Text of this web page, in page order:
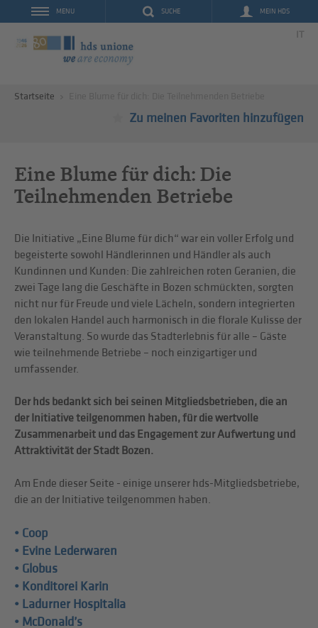
SUCHE MEIN HDS
MENU
IT
Startseite
Zu meinen Favoriten hinzufügen
Eine Blume für dich: Die
Teilnehmenden Betriebe
Die Initiative „Eine Blume für dich“ war ein voller Erfolg und
begeisterte sowohl Händlerinnen und Händler als auch
Kundinnen und Kunden: Die zahlreichen roten Geranien, die
zwei Tage lang die Geschäfte in Bozen schmückten, sorgten
nicht nur für Freude und viele Lächeln, sondern integrierten
den lokalen Handel auch harmonisch in die florale Kulisse der
Veranstaltung. So wurde das Stadterlebnis für alle – Gäste
wie teilnehmende Betriebe – noch einzigartiger und
umfassender.
Der hds bedankt sich bei seinen Mitgliedsbetrieben, die an
der Initiative teilgenommen haben, für die wertvolle
Zusammenarbeit und das Engagement zur Aufwertung und
Attraktivität der Stadt Bozen.
Am Ende dieser Seite - einige unserer hds-Mitgliedsbetriebe,
die an der Initiative teilgenommen haben.
• Coop
• Evine Lederwaren
• Globus
• Konditorei Karin
• Ladurner Hospitalia
• McDonald’s